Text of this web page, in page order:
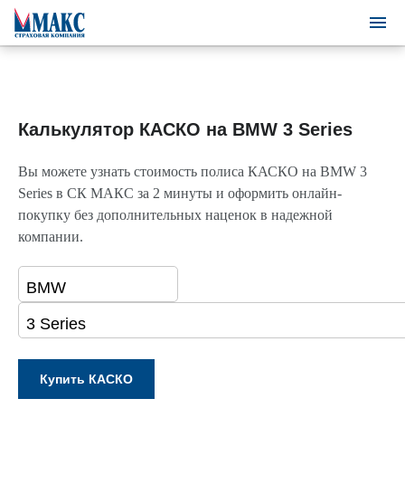
Калькулятор КАСКО на BMW 3 Series
Вы можете узнать стоимость полиса КАСКО на BMW 3
Series в СК МАКС за 2 минуты и оформить онлайн-
покупку без дополнительных наценок в надежной
компании.